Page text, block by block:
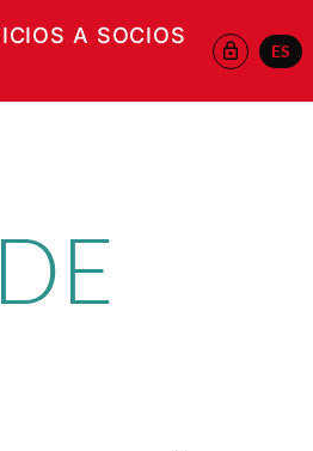
A SOCIOS
ES